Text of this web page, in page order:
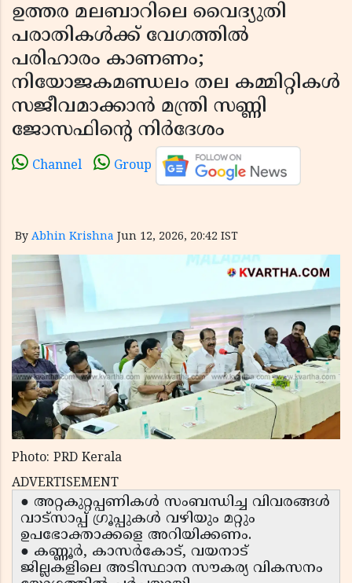
ഉത്തര മലബാറിലെ വൈദ്യുതി
പരാതികൾക്ക് വേഗത്തിൽ
പരിഹാരം കാണണം;
നിയോജകമണ്ഡലം തല കമ്മിറ്റികൾ
സജീവമാക്കാൻ മന്ത്രി സണ്ണി
ജോസഫിൻ്റെ നിർദേശം
Channel Group
By Abhin Krishna Jun 12, 2026, 20:42 IST
Photo: PRD Kerala
ADVERTISEMENT
● അറ്റകുറ്റപ്പണികൾ സംബന്ധിച്ച വിവരങ്ങൾ
വാട്സാപ്പ് ഗ്രൂപ്പുകൾ വഴിയും മറ്റും
ഉപഭോക്താക്കളെ അറിയിക്കണം.
● കണ്ണൂർ, കാസർകോട്, വയനാട്
ജില്ലകളിലെ അടിസ്ഥാന സൗകര്യ വികസനം